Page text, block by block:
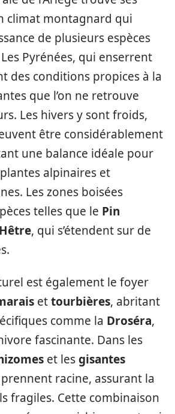
climat montagnard qui
de plusieurs espèces
Pyrénées, qui enserrent
des conditions propices à la
que l’on ne retrouve
Les hivers y sont froids,
être considérablement
une balance idéale pour
alpinaires et
Les zones boisées
telles que le Pin
Hêtre, qui s’étendent sur de
est également le foyer
ettourbières, abritant
comme la Droséra,
fascinante. Dans les
et lesgisantes
prennent racine, assurant la
fragiles. Cette combinaison